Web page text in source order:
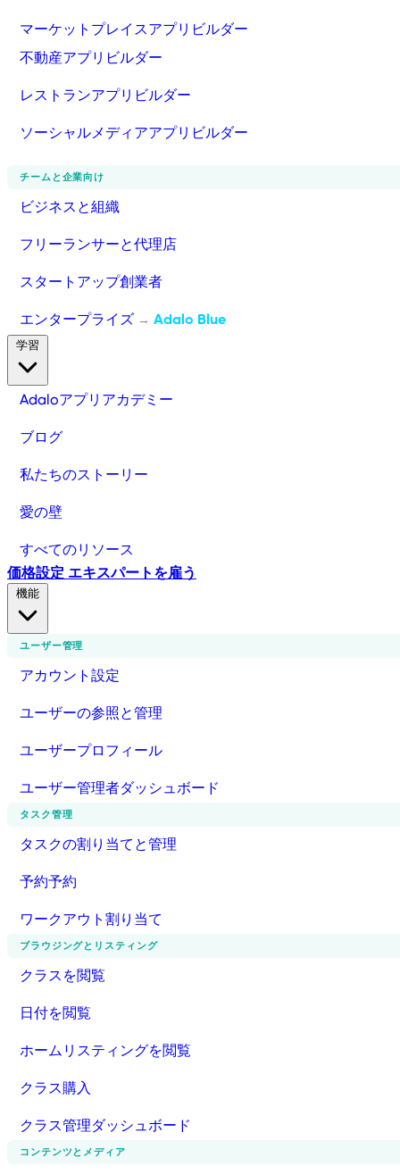
マーケットプレイスアプリビルダー
不動産アプリビルダー
レストランアプリビルダー
ソーシャルメディアアプリビルダー
チームと企業向け
ビジネスと組織
フリーランサーと代理店
スタートアップ創業者
エンタープライズ → Adalo Blue
Adaloアプリアカデミー
ブログ
私たちのストーリー
愛の壁
すべてのリソース
価格設定 エキスパートを雇う
ユーザー管理
アカウント設定
ユーザーの参照と管理
ユーザープロフィール
ユーザー管理者ダッシュボード
タスク管理
タスクの割り当てと管理
予約予約
ワークアウト割り当て
ブラウジングとリスティング
クラスを閲覧
日付を閲覧
ホームリスティングを閲覧
クラス購入
クラス管理ダッシュボード
コンテンツとメディア